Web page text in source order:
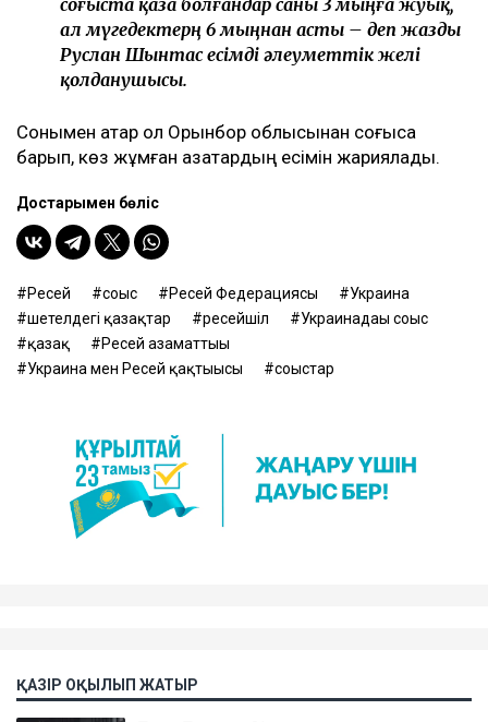
ал мүгедектерң 6 мыңнан асты – деп жазды
Руслан Шынтас есімді әлеуметтік желі
қолданушысы.
Сонымен қатар ол Орынбор облысынан соғысқа
барып, көз жұмған қазақтардың есімін жариялады.
Достарыңмен бөліс
Ресей соғыс Ресей Федерациясы
Украина
шетелдегі қазақтар
ресейшіл
Украинадағы соғыс
қазақ
Ресей азаматтығы
Украина мен Ресей қақтығысы
соғыстар